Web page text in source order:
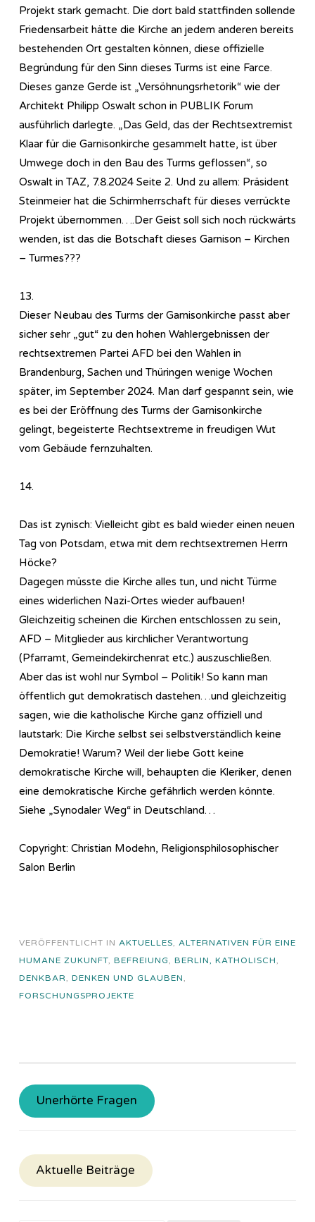
Projekt stark gemacht. Die dort bald stattfinden sollende
Friedensarbeit hätte die Kirche an jedem anderen bereits
bestehenden Ort gestalten können, diese offizielle
Begründung für den Sinn dieses Turms ist eine Farce.
Dieses ganze Gerde ist „Versöhnungsrhetorik“ wie der
Architekt Philipp Oswalt schon in PUBLIK Forum
ausführlich darlegte. „Das Geld, das der Rechtsextremist
Klaar für die Garnisonkirche gesammelt hatte, ist über
Umwege doch in den Bau des Turms geflossen“, so
Oswalt in TAZ, 7.8.2024 Seite 2. Und zu allem: Präsident
Steinmeier hat die Schirmherrschaft für dieses verrückte
Projekt übernommen….Der Geist soll sich noch rückwärts
wenden, ist das die Botschaft dieses Garnison – Kirchen
– Turmes???
13.
Dieser Neubau des Turms der Garnisonkirche passt aber
sicher sehr „gut“ zu den hohen Wahlergebnissen der
rechtsextremen Partei AFD bei den Wahlen in
Brandenburg, Sachen und Thüringen wenige Wochen
später, im September 2024. Man darf gespannt sein, wie
es bei der Eröffnung des Turms der Garnisonkirche
gelingt, begeisterte Rechtsextreme in freudigen Wut
vom Gebäude fernzuhalten.
14.
Das ist zynisch: Vielleicht gibt es bald wieder einen neuen
Tag von Potsdam, etwa mit dem rechtsextremen Herrn
Höcke?
Dagegen müsste die Kirche alles tun, und nicht Türme
eines widerlichen Nazi-Ortes wieder aufbauen!
Gleichzeitig scheinen die Kirchen entschlossen zu sein,
AFD – Mitglieder aus kirchlicher Verantwortung
(Pfarramt, Gemeindekirchenrat etc.) auszuschließen.
Aber das ist wohl nur Symbol – Politik! So kann man
öffentlich gut demokratisch dastehen…und gleichzeitig
sagen, wie die katholische Kirche ganz offiziell und
lautstark: Die Kirche selbst sei selbstverständlich keine
Demokratie! Warum? Weil der liebe Gott keine
demokratische Kirche will, behaupten die Kleriker, denen
eine demokratische Kirche gefährlich werden könnte.
Siehe „Synodaler Weg“ in Deutschland…
Copyright: Christian Modehn, Religionsphilosophischer
Salon Berlin
VERÖFFENTLICHT IN AKTUELLES, ALTERNATIVEN FÜR EINE
HUMANE ZUKUNFT, BEFREIUNG, BERLIN, KATHOLISCH,
DENKBAR, DENKEN UND GLAUBEN,
FORSCHUNGSPROJEKTE
Unerhörte Fragen
Aktuelle Beiträge